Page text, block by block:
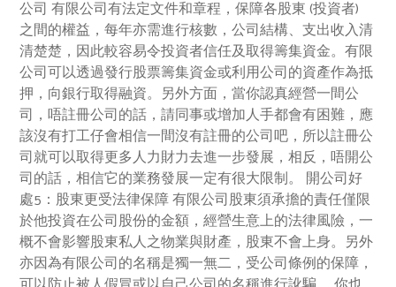
公司 有限公司有法定文件和章程，保障各股東 (投資者)
之間的權益，每年亦需進行核數，公司結構、支出收入清
清楚楚，因此較容易令投資者信任及取得籌集資金。有限
公司可以透過發行股票籌集資金或利用公司的資產作為抵
押，向銀行取得融資。另外方面，當你認真經營一間公
司，唔註冊公司的話，請同事或增加人手都會有困難，應
該沒有打工仔會相信一間沒有註冊的公司吧，所以註冊公
司就可以取得更多人力財力去進一步發展，相反，唔開公
司的話，相信它的業務發展一定有很大限制。 開公司好
處5：股東更受法律保障 有限公司股東須承擔的責任僅限
於他投資在公司股份的金額，經營生意上的法律風險，一
概不會影響股東私人之物業與財產，股東不會上身。另外
亦因為有限公司的名稱是獨一無二，受公司條例的保障，